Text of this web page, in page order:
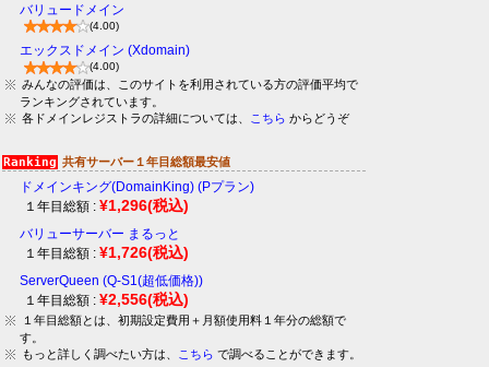
バリュードメイン
(4.00)
エックスドメイン (Xdomain)
(4.00)
みんなの評価は、このサイトを利用されている方の評価平均で
ランキングされています。
各ドメインレジストラの詳細については、
こちら からどうぞ
共有サーバー１年目総額最安値
ドメインキング(DomainKing) (Pプラン)
１年目総額 : ¥1,296(税込)
バリューサーバー まるっと
１年目総額 : ¥1,726(税込)
ServerQueen (Q-S1(超低価格))
１年目総額 : ¥2,556(税込)
１年目総額とは、初期設定費用＋月額使用料１年分の総額で
す。
もっと詳しく調べたい方は、
こちら で調べることができます。